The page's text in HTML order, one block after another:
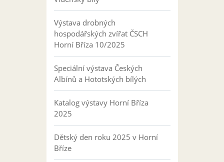
Výstava drobných
hospodářských zvířat ČSCH
Horní Bříza 10/2025
Speciální výstava Českých
Albínů a Hototských bílých
Katalog výstavy Horní Bříza
2025
Dětský den roku 2025 v Horní
Bříze